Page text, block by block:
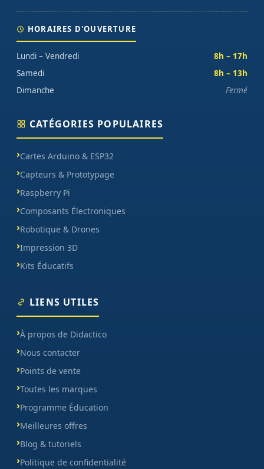
HORAIRES D'OUVERTURE
Lundi – Vendredi
8h – 17h
Samedi
8h – 13h
Dimanche
Fermé
CATÉGORIES POPULAIRES
Cartes Arduino & ESP32
Capteurs & Prototypage
Raspberry Pi
Composants Électroniques
Robotique & Drones
Impression 3D
Kits Éducatifs
LIENS UTILES
À propos de Didactico
Nous contacter
Points de vente
Toutes les marques
Programme Éducation
Meilleures offres
Blog & tutoriels
Politique de confidentialité